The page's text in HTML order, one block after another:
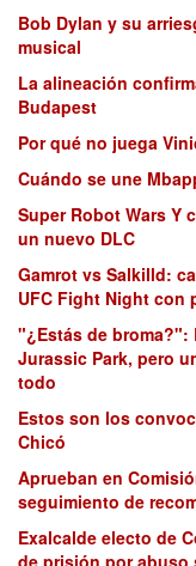
Bob Dylan y su
musical
La alineación
Budapest
Por qué no juega
Cuándo se une
Super Robot Wars Y
un nuevo DLC
Gamrot vs Salkilld:
UFC Fight Night con
"¿Estás de broma?":
Jurassic Park, pero
todo
Estos son los
Chicó
Aprueban en
seguimiento de
Exalcalde electo de
de prisión por abuso